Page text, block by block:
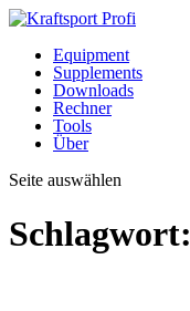
Equipment
Supplements
Downloads
Rechner
Tools
Über
Seite auswählen
Schlagwort: